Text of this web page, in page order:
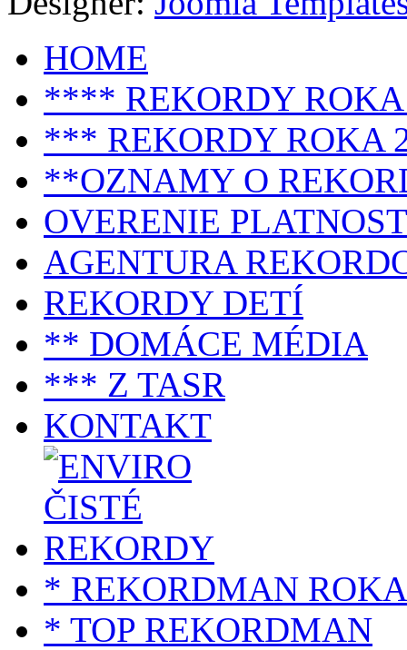
HOME
**** REKORDY ROKA
*** REKORDY ROKA
**OZNAMY O
OVERENIE
AGENTURA
REKORDY DETÍ
** DOMÁCE MÉDIA
*** Z TASR
KONTAKT
* REKORDMAN ROKA
* TOP REKORDMAN